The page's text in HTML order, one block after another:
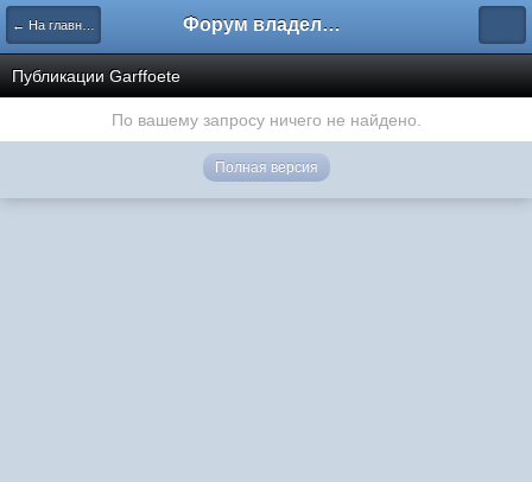
← На главную Форум владельцев интернет-магазинов
Публикации Garffoete
По вашему запросу ничего не найдено.
Полная версия